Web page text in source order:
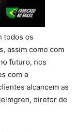
todos os
assim como com
futuro, nos
com a
alcancem as
diretor de